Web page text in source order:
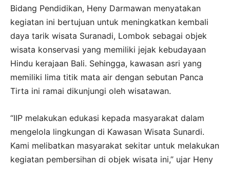
Bidang Pendidikan, Heny Darmawan menyatakan
kegiatan ini bertujuan untuk meningkatkan kembali
daya tarik wisata Suranadi, Lombok sebagai objek
wisata konservasi yang memiliki jejak kebudayaan
Hindu kerajaan Bali. Sehingga, kawasan asri yang
memiliki lima titik mata air dengan sebutan Panca
Tirta ini ramai dikunjungi oleh wisatawan.
“IIP melakukan edukasi kepada masyarakat dalam
mengelola lingkungan di Kawasan Wisata Sunardi.
Kami melibatkan masyarakat sekitar untuk melakukan
kegiatan pembersihan di objek wisata ini,” ujar Heny